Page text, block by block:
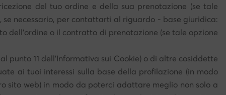
del tuo ordine e della sua prenotazione (se tale
necessario, per contattarti al riguardo - base giuridica:
dell'ordine o il contratto di prenotazione (se tale opzione
11 dell'Informativa sui Cookie) o di altre cosiddette
ai tuoi interessi sulla base della profilazione (in modo
sito web) in modo da poterci adattare meglio non solo a